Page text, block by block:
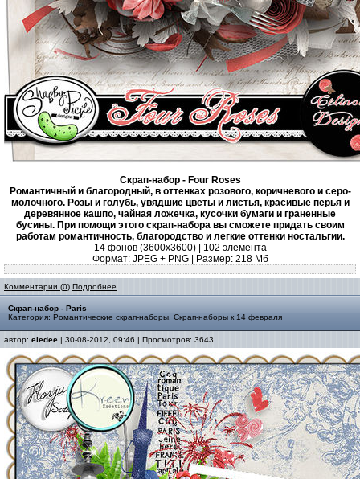
Скрап-набор - Four Roses
Романтичный и благородный, в оттенках розового, коричневого и серо-
молочного. Розы и голубь, увядшие цветы и листья, красивые перья и
деревянное кашпо, чайная ложечка, кусочки бумаги и граненные
бусины. При помощи этого скрап-набора вы сможете придать своим
работам романтичность, благородство и легкие оттенки ностальгии.
14 фонов (3600х3600) | 102 элемента
Формат: JPEG + PNG | Размер: 218 Mб
Комментарии (0) Подробнее
Скрап-набор - Paris
Категория: Романтические скрап-наборы Скрап-наборы к 14 февраля
автор: eledee | 30-08-2012, 09:46 | Просмотров: 3643